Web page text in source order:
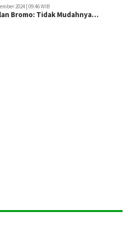
2024 | 09:46 WIB
Bromo: Tidak Mudahnya…